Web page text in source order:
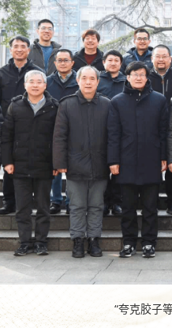
“夸克胶子